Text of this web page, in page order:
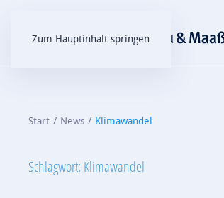
Zum Hauptinhalt springen
Start News Klimawandel
Schlagwort: Klimawandel